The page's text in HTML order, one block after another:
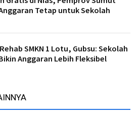
Tetap untuk Sekolah
SMKN 1 Lotu, Gubsu: Sekolah
Anggaran Lebih Fleksibel